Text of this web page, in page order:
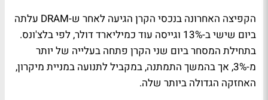
הקפיצה האחרונה בנכסי הקרן הגיעה לאחר ש-DRAM עלתה
ביום שישי ב-13% וגייסה עוד כמיליארד דולר, לפי בלצ'ונס.
בתחילת המסחר ביום שני הקרן פתחה בעלייה של יותר
מ-3%, אך בהמשך התמתנה, במקביל לתנועה במניית מיקרון,
האחזקה הגדולה ביותר שלה.